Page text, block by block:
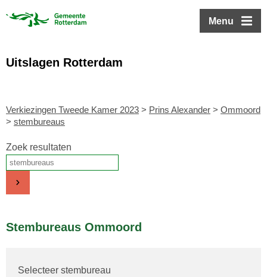
Menu
Uitslagen Rotterdam
Verkiezingen Tweede Kamer 2023 > Prins Alexander > Ommoord
> stembureaus
Zoek resultaten
Stembureaus Ommoord
Selecteer stembureau